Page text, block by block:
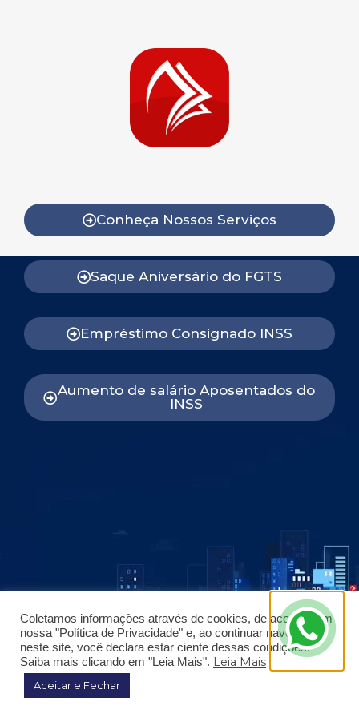
Conheça Nossos Serviços
Saque Aniversário do FGTS
Empréstimo Consignado INSS
Aumento de salário Aposentados do
INSS
Coletamos informações através de cookies, de acordo com
nossa "Política de Privacidade" e, ao continuar navegando
neste site, você declara estar ciente dessas condições.
Saiba mais clicando em "Leia Mais". Leia Mais
Aceitar e Fechar